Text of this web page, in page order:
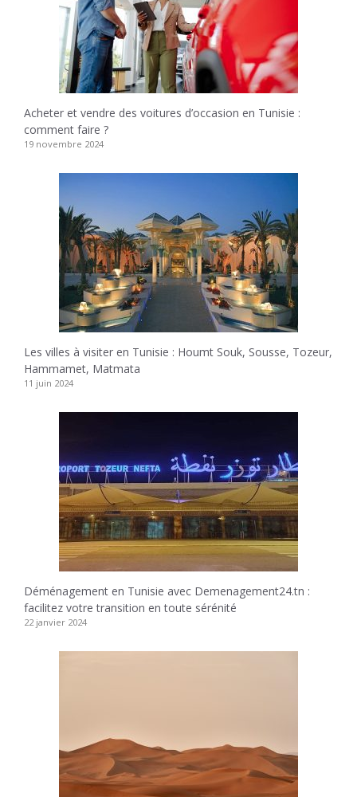
Acheter et vendre des voitures d’occasion en Tunisie :
comment faire ?
19 novembre 2024
Les villes à visiter en Tunisie : Houmt Souk, Sousse, Tozeur,
Hammamet, Matmata
11 juin 2024
Déménagement en Tunisie avec Demenagement24.tn :
facilitez votre transition en toute sérénité
22 janvier 2024